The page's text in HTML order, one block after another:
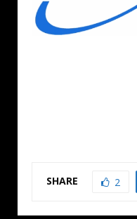
SHARE 2